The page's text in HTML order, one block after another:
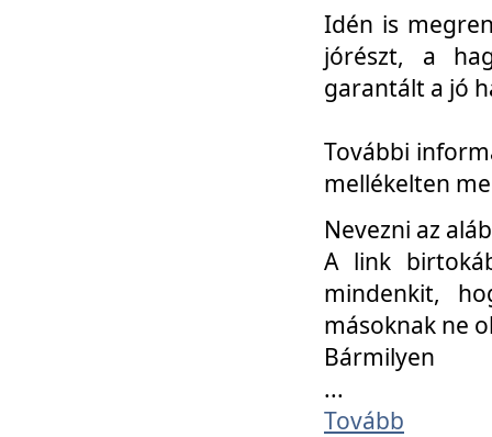
Idén is
jórészt, a
garantált a jó
További
mellékelten
Nevezni az
A link
mindenkit,
másoknak ne
Bármilyen
...
Tovább